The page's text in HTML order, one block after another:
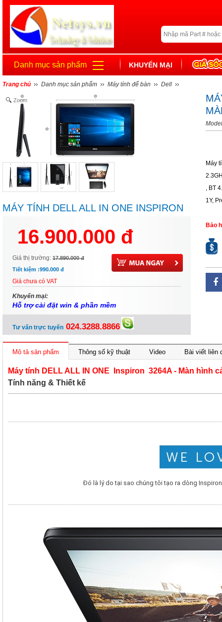
Danh mục sản phẩm KHUYẾN MẠI
Trang chủ Danh mục sản phẩm Máy tính để bàn Dell
Zoom
MÁY TÍNH DELL ALL IN ONE INSPIRON
16.900.000 đ
Giá thị trường: 17.890.000 đ
Tiết kiệm :990.000 đ
Giá chưa có VAT
Khuyến mại:
Hỗ trợ cài đặt win & phần mềm
Tư vấn trực tuyến 024.3288.8866
Máy
, BT
1Y,
Bảo
Mô tả sản phẩm Thông số kỹ thuật Video Bài viết liên
Máy tính DELL ALL IN ONE Inspiron 3264A - Màn hình
Tính năng & Thiết kế
Đó là lý do tại sao chúng tôi tạo ra dòng